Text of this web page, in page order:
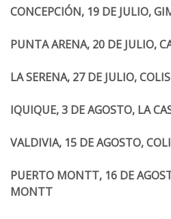
CONCEPCIÓN, 19 DE JULIO,
PUNTA ARENA, 20 DE JULIO,
LA SERENA, 27 DE JULIO,
IQUIQUE, 3 DE AGOSTO, LA
VALDIVIA, 15 DE AGOSTO,
PUERTO MONTT, 16 DE
MONTT